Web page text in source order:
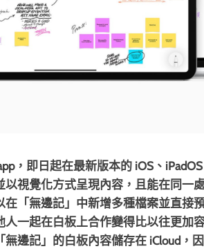
，即日起在最新版本的 iOS、
以視覺化方式呈現內容，且能在同一
在「無邊記」中新增多種檔案並直接
一起在白板上合作變得比以往更加
邊記」的白板內容儲存在 iCloud，